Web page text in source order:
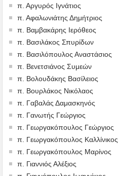
π. Αργυρός Ιγνάτιος
π. Αφαλωνιάτης Δημήτριος
π. Βαμβακάρης Ιερόθεος
π. Βασιλάκος Σπυρίδων
π. Βασιλόπουλος Αναστάσιος
π. Βενετσιάνος Συμεών
π. Βολουδάκης Βασίλειος
π. Βουρλάκος Νικόλαος
π. Γαβαλάς Δαμασκηνός
π. Γανωτής Γεώργιος
π. Γεωργακόπουλος Γεώργιος
π. Γεωργακόπουλος Καλλίνικος
π. Γεωργακόπουλος Μαρίνος
π. Γιαννιός Αλέξιος